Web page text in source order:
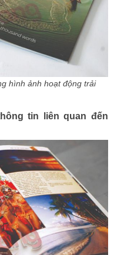
hình ảnh hoạt động trải
tin liên quan đến